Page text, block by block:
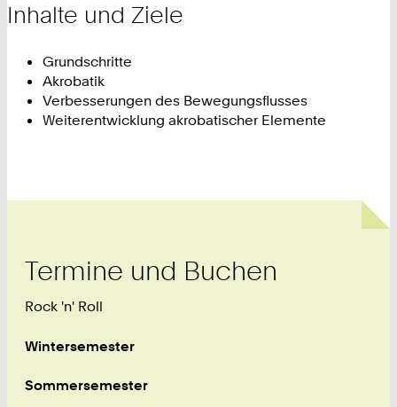
Inhalte und Ziele
Grundschritte
Akrobatik
Verbesserungen des Bewegungsflusses
Weiterentwicklung akrobatischer Elemente
Termine und Buchen
Rock 'n' Roll
Wintersemester
Sommersemester